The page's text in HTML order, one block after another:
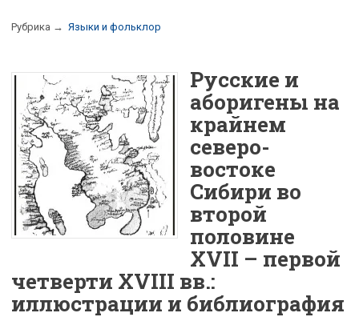
Рубрика → Языки и фольклор
Русские и
аборигены на
крайнем
северо-
востоке
Cибири во
второй
половине
XVII – первой
четверти XVIII вв.:
иллюстрации и библиография